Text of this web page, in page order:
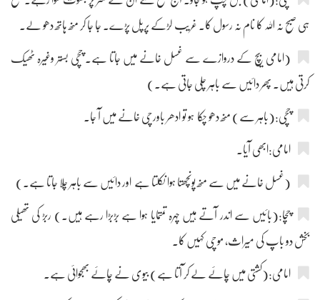
ہی صبح نہ اللہ کا نام نہ رسول کا۔ غریب لڑکے پرپل پڑے۔ جا جا کر منھ ہاتھ دھو لے۔
(امامی بیچ کے دروازے سے غسل خانے میں جاتا ہے۔ چچی بستر وغیرہ ٹھیک
کرتی ہیں۔ پھر دائیں سے باہر چلی جاتی ہے۔)
چچی:(باہر سے) منھ دھو چکا ہو تو ادھر باورچی خانے میں آ جا۔
امامی:ابھی آیا۔
(غسل خانے میں سے منھ پونچھتا ہوا نکلتا ہے اور دائیں سے باہر چلا جاتا ہے۔)
چچا:(بائیں سے اندر آتے ہیں چہرہ تمتمایا ہوا ہے بڑبڑا رہے ہیں۔) ربڑ کی تھیلی
بخش دو باپ کی میراث، موچی کہیں کا۔
امامی:(کشتی میں چائے لے کر آتا ہے) بیوی نے چائے بھجوائی ہے۔